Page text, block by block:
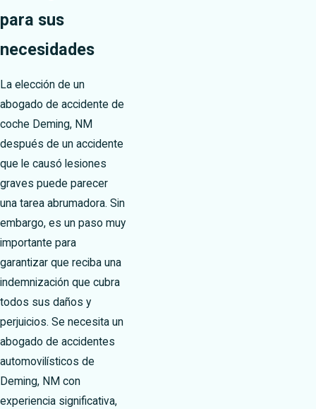
para sus
necesidades
La elección de un
abogado de accidente de
coche Deming, NM
después de un accidente
que le causó lesiones
graves puede parecer
una tarea abrumadora. Sin
embargo, es un paso muy
importante para
garantizar que reciba una
indemnización que cubra
todos sus daños y
perjuicios. Se necesita un
abogado de accidentes
automovilísticos de
Deming, NM con
experiencia significativa,